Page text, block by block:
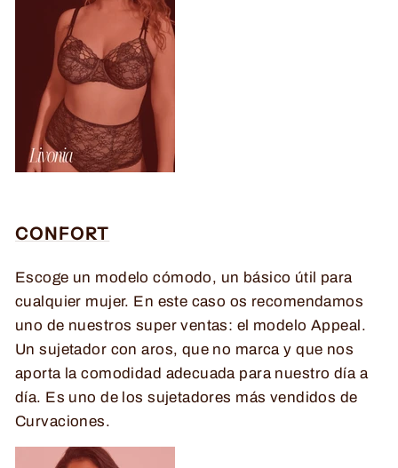
CONFORT
Escoge un modelo cómodo, un básico útil para
cualquier mujer. En este caso os recomendamos
uno de nuestros super ventas: el modelo Appeal.
Un sujetador con aros, que no marca y que nos
aporta la comodidad adecuada para nuestro día a
día. Es uno de los sujetadores más vendidos de
Curvaciones.